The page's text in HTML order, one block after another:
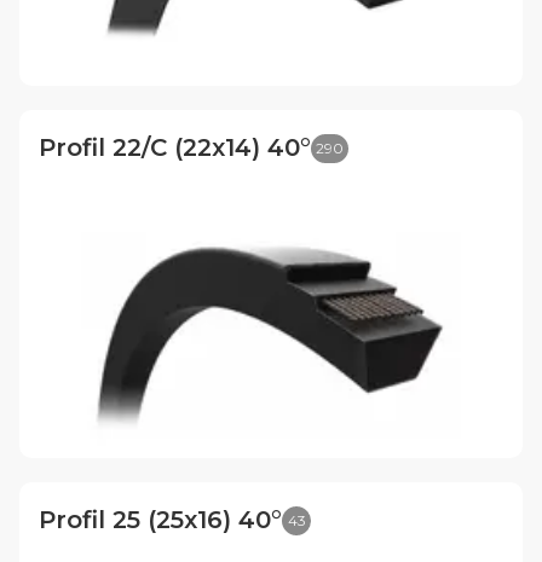
Profil 22/C (22x14) 40° 290
Profil 25 (25x16) 40° 43